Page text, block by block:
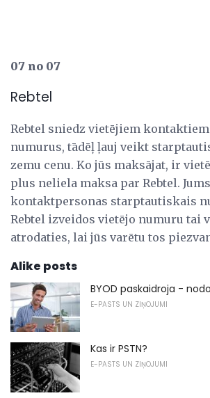
07 no 07
Rebtel
Rebtel sniedz vietējiem
numurus, tādēļ ļauj veikt
zemu cenu. Ko jūs maksājat, ir
plus neliela maksa par Rebtel.
kontaktpersonas starptautiskais
Rebtel izveidos vietējo numuru tai
atrodaties, lai jūs varētu tos
Alike posts
BYOD paskaidroja -
E-PASTS UN ZIŅOJUMI
Kas ir PSTN?
E-PASTS UN ZIŅOJUMI